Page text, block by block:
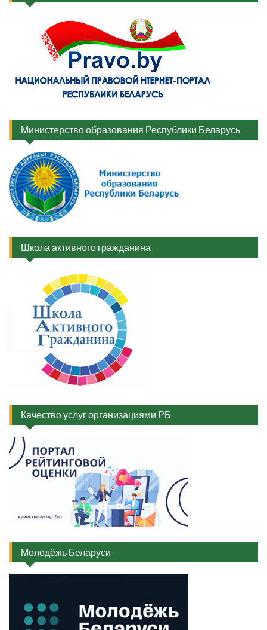
Министерство образования Республики Беларусь
Школа активного гражданина
Качество услуг организациями РБ
Молодёжь Беларуси